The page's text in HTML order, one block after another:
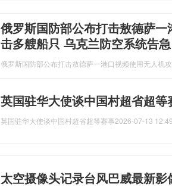
俄罗斯国防部公布打击敖德萨
击多艘船只 乌克兰防空系统告急
俄罗斯国防部公布打击敖德萨一港口视频使用无人机
英国驻华大使谈中国村超省超
英国驻华大使谈中国村超省超等赛事2026-07-13
太空摄像头记录台风巴威最新